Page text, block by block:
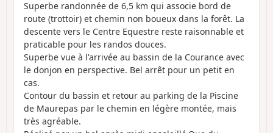
Superbe randonnée de 6,5 km qui associe bord de
route (trottoir) et chemin non boueux dans la forêt. La
descente vers le Centre Equestre reste raisonnable et
praticable pour les randos douces.
Superbe vue à l'arrivée au bassin de la Courance avec
le donjon en perspective. Bel arrêt pour un petit en
cas.
Contour du bassin et retour au parking de la Piscine
de Maurepas par le chemin en légère montée, mais
très agréable.